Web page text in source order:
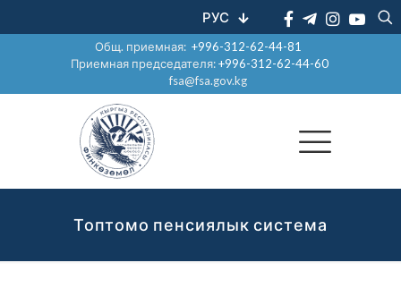
РУС
Общ. приемная:+996-312-62-44-81
Приемная председателя:+996-312-62-44-60
fsa@fsa.gov.kg
Топтомо пенсиялык система